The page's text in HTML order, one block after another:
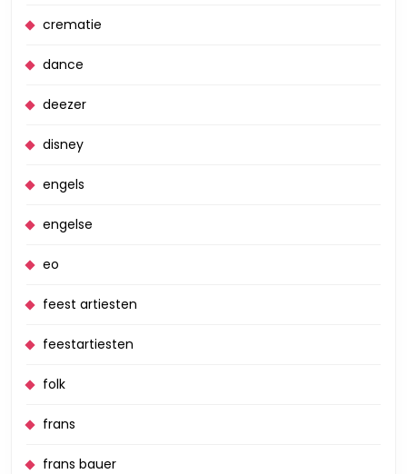
crematie
dance
deezer
disney
engels
engelse
eo
feest artiesten
feestartiesten
folk
frans
frans bauer